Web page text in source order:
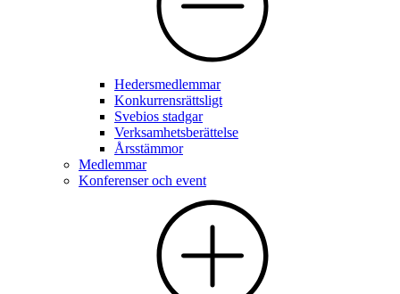
Hedersmedlemmar
Konkurrensrättsligt
Svebios stadgar
Verksamhetsberättelse
Årsstämmor
Medlemmar
Konferenser och event